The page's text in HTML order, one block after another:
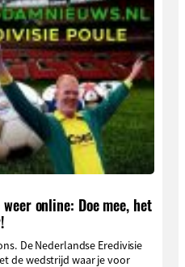
online: Doe mee, het
De Nederlandse Eredivisie
de wedstrijd waar je voor